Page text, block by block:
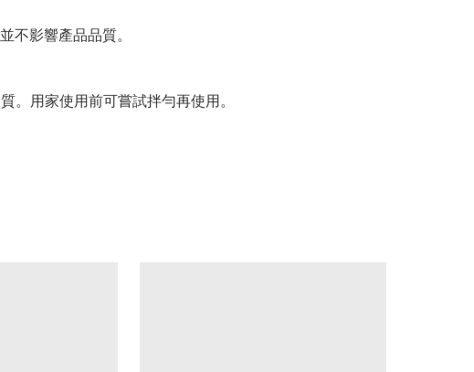
不影響產品品質。
。用家使用前可嘗試拌勻再使用。